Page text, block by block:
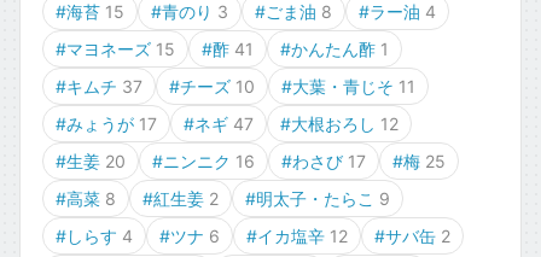
#海苔 15 #青のり 3 #ごま油 8 #ラー油 4
#マヨネーズ 15 #酢 41 #かんたん酢 1
#キムチ 37 #チーズ 10 #大葉・青じそ 11
#みょうが 17 #ネギ 47 #大根おろし 12
#生姜 20 #ニンニク 16 #わさび 17 #梅 25
#高菜 8 #紅生姜 2 #明太子・たらこ 9
#しらす 4 #ツナ 6 #イカ塩辛 12 #サバ缶 2